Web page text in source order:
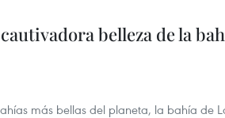
belleza de la
más bellas del planeta, la bahía de